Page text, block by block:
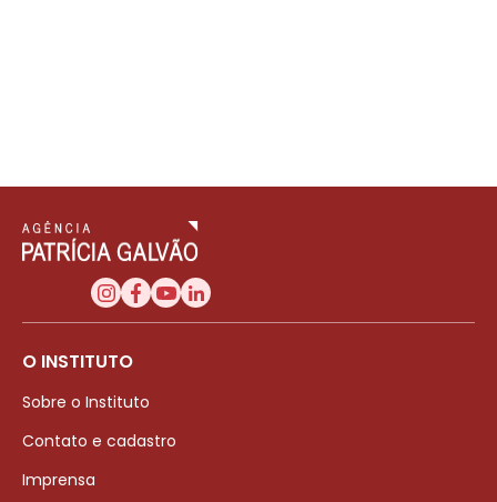
O INSTITUTO
Sobre o Instituto
Contato e cadastro
Imprensa